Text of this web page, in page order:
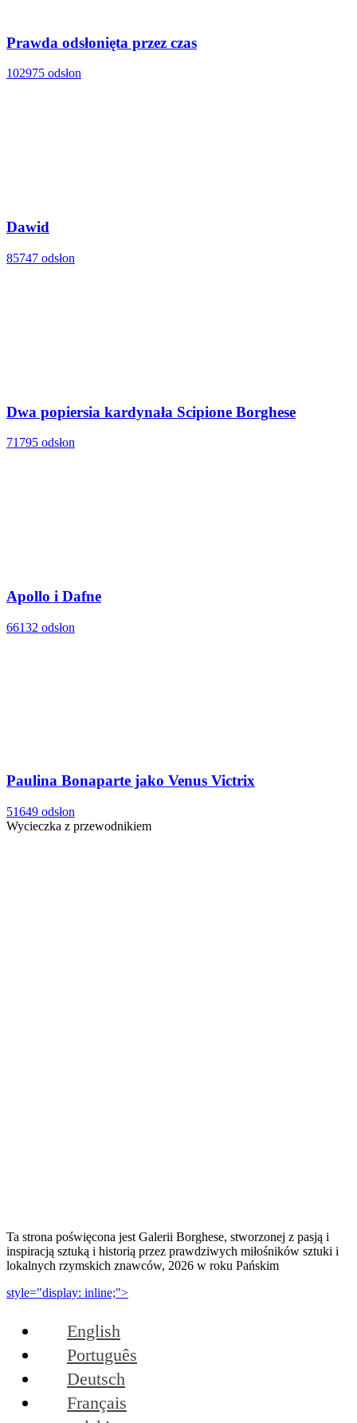
Prawda odsłonięta przez czas
102975 odsłon
Dawid
85747 odsłon
Dwa popiersia kardynała Scipione Borghese
71795 odsłon
Apollo i Dafne
66132 odsłon
Paulina Bonaparte jako Venus Victrix
51649 odsłon
Wycieczka z przewodnikiem
Ta strona poświęcona jest Galerii Borghese, stworzonej z pasją i
inspiracją sztuką i historią przez prawdziwych miłośników sztuki i
lokalnych rzymskich znawców, 2026 w roku Pańskim
style="display: inline;">
English
Português
Deutsch
Français